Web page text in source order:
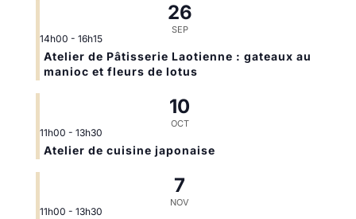
26
SEP
14h00 - 16h15
Atelier de Pâtisserie Laotienne : gateaux au
manioc et fleurs de lotus
10
OCT
11h00 - 13h30
Atelier de cuisine japonaise
7
NOV
11h00 - 13h30